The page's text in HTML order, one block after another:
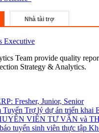
Nhà tài trợ
Executive
Team provide quality
Strategy & Analytics.
Fresher, Junior, Senior
Trợ lý dự án triển khai
VIÊN TƯ VẤN và
tuyển sinh viên thực tập